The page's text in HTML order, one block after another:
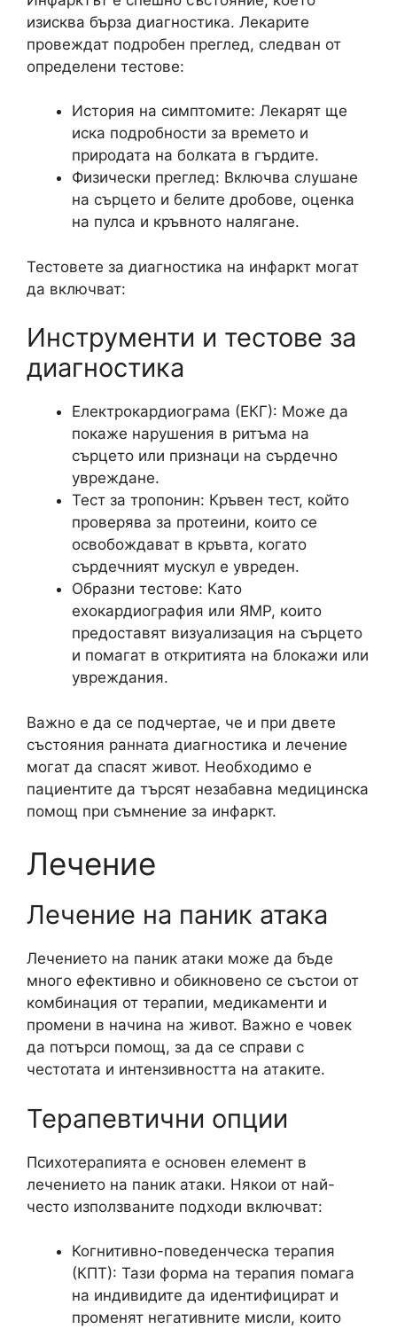
изисква бърза диагностика. Лекарите
провеждат подробен преглед, следван от
определени тестове:
История на симптомите: Лекарят ще
иска подробности за времето и
природата на болката в гърдите.
Физически преглед: Включва слушане
на сърцето и белите дробове, оценка
на пулса и кръвното налягане.
Тестовете за диагностика на инфаркт могат
да включват:
Инструменти и тестове за
диагностика
Електрокардиограма (ЕКГ): Може да
покаже нарушения в ритъма на
сърцето или признаци на сърдечно
увреждане.
Тест за тропонин: Кръвен тест, който
проверява за протеини, които се
освобождават в кръвта, когато
сърдечният мускул е увреден.
Образни тестове: Като
ехокардиография или ЯМР, които
предоставят визуализация на сърцето
и помагат в откритията на блокажи или
увреждания.
Важно е да се подчертае, че и при двете
състояния ранната диагностика и лечение
могат да спасят живот. Необходимо е
пациентите да търсят незабавна медицинска
помощ при съмнение за инфаркт.
Лечение
Лечение на паник атака
Лечението на паник атаки може да бъде
много ефективно и обикновено се състои от
комбинация от терапии, медикаменти и
промени в начина на живот. Важно е човек
да потърси помощ, за да се справи с
честотата и интензивността на атаките.
Терапевтични опции
Психотерапията е основен елемент в
лечението на паник атаки. Някои от най-
често използваните подходи включват:
Когнитивно-поведенческа терапия
(КПТ): Тази форма на терапия помага
на индивидите да идентифицират и
променят негативните мисли, които